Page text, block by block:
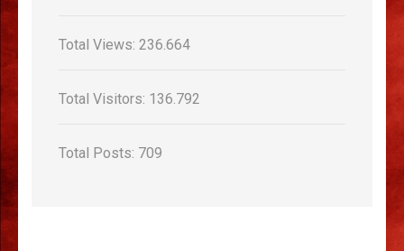
Total Views: 236.664
Total Visitors: 136.792
Total Posts: 709